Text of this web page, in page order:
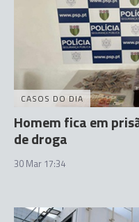
CASOS DO DIA
Homem fica em
de droga
30 Mar 17:34